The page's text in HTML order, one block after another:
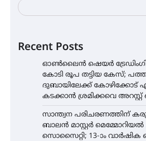
Recent Posts
ഓൺലൈൻ ഷെയർ
കോടി രൂപ തട്ടിയ കേസ്;
ദുബായിലേക്ക് കോഴിക്കോട്
കടക്കാൻ ശ്രമിക്കവെ
സാന്ത്വന പരിചരണത്തിന്
ബാലൻ മാസ്റ്റർ മെമ്മോറിയൽ
സൊസൈറ്റി; 13-ാം